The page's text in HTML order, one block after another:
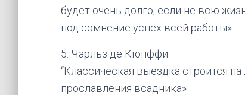
будет очень долго, если не всю
под сомнение успех всей работы».
5. Чарльз де Кюнффи
“Классическая выездка строится
прославления всадника»